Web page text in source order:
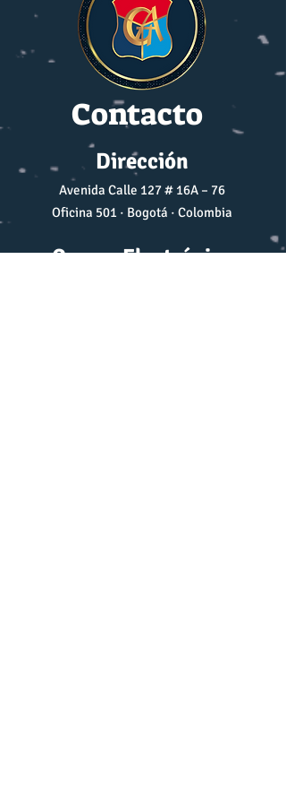
Contacto
Dirección
Avenida Calle 127 # 16A – 76
Oficina 501 · Bogotá · Colombia
Correo Electrónico